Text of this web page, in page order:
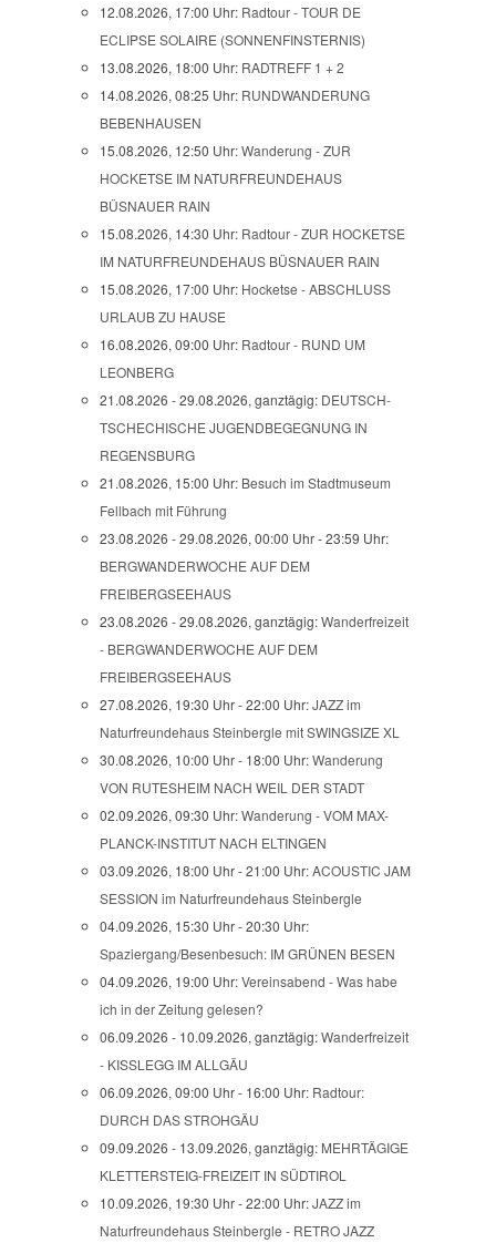
12.08.2026, 17:00 Uhr: Radtour - TOUR DE
ECLIPSE SOLAIRE (SONNENFINSTERNIS)
13.08.2026, 18:00 Uhr: RADTREFF 1 + 2
14.08.2026, 08:25 Uhr: RUNDWANDERUNG
BEBENHAUSEN
15.08.2026, 12:50 Uhr:Wanderung - ZUR
HOCKETSE IM NATURFREUNDEHAUS
BÜSNAUER RAIN
15.08.2026, 14:30 Uhr: Radtour - ZUR HOCKETSE
IM NATURFREUNDEHAUS BÜSNAUER RAIN
15.08.2026, 17:00 Uhr: Hocketse - ABSCHLUSS
URLAUB ZU HAUSE
16.08.2026, 09:00 Uhr: Radtour - RUND UM
LEONBERG
21.08.2026 - 29.08.2026, ganztägig: DEUTSCH-
TSCHECHISCHE JUGENDBEGEGNUNG IN
REGENSBURG
21.08.2026, 15:00 Uhr: Besuch im Stadtmuseum
Fellbach mit Führung
23.08.2026 - 29.08.2026, 00:00 Uhr - 23:59 Uhr:
BERGWANDERWOCHE AUF DEM
FREIBERGSEEHAUS
23.08.2026 - 29.08.2026, ganztägig:Wanderfreizeit
- BERGWANDERWOCHE AUF DEM
FREIBERGSEEHAUS
27.08.2026, 19:30 Uhr - 22:00 Uhr:JAZZ im
Naturfreundehaus Steinbergle mit SWINGSIZE XL
30.08.2026, 10:00 Uhr - 18:00 Uhr:Wanderung
VON RUTESHEIM NACH WEIL DER STADT
02.09.2026, 09:30 Uhr:Wanderung - VOM MAX-
PLANCK-INSTITUT NACH ELTINGEN
03.09.2026, 18:00 Uhr - 21:00 Uhr:ACOUSTIC JAM
SESSION im Naturfreundehaus Steinbergle
04.09.2026, 15:30 Uhr - 20:30 Uhr:
Spaziergang/Besenbesuch: IM GRÜNEN BESEN
04.09.2026, 19:00 Uhr:Vereinsabend - Was habe
ich in der Zeitung gelesen?
06.09.2026 - 10.09.2026, ganztägig:Wanderfreizeit
- KISSLEGG IM ALLGÄU
06.09.2026, 09:00 Uhr - 16:00 Uhr: Radtour:
DURCH DAS STROHGÄU
09.09.2026 - 13.09.2026, ganztägig: MEHRTÄGIGE
KLETTERSTEIG-FREIZEIT IN SÜDTIROL
10.09.2026, 19:30 Uhr - 22:00 Uhr:JAZZ im
Naturfreundehaus Steinbergle - RETRO JAZZ